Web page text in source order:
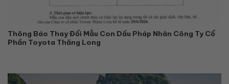
Thông Báo Thay Đổi Mẫu Con Dấu Pháp Nhân Công Ty Cổ
Phần Toyota Thăng Long